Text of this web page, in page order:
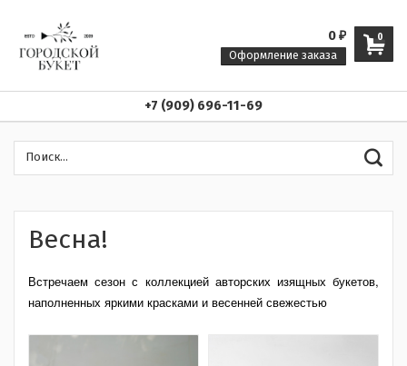
0
0 ₽
Оформление заказа
+7 (909) 696-11-69
Весна!
Встречаем сезон с коллекцией авторских изящных букетов,
наполненных яркими красками и весенней свежестью